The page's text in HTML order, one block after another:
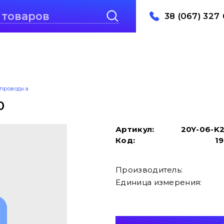
38 (067) 327
Артикул:
20Y-06-
Код:
Производитель:
Единица измерения: